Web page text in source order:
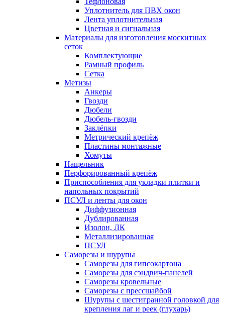
Уплотнитель для ПВХ окон
Лента уплотнительная
Цветная и сигнальная
Материалы для изготовления москитных
сеток
Комплектующие
Рамный профиль
Сетка
Метизы
Анкеры
Гвозди
Дюбели
Дюбель-гвозди
Заклёпки
Метрический крепёж
Пластины монтажные
Хомуты
Нащельник
Перфорированный крепёж
Приспособления для укладки плитки и
напольных покрытий
ПСУЛ и ленты для окон
Диффузионная
Дублированная
Изолон, ЛК
Металлизированная
ПСУЛ
Саморезы и шурупы
Саморезы для гипсокартона
Саморезы для сэндвич-панелей
Саморезы кровельные
Саморезы с прессшайбой
Шурупы с шестигранной головкой для
крепления лаг и реек (глухарь)